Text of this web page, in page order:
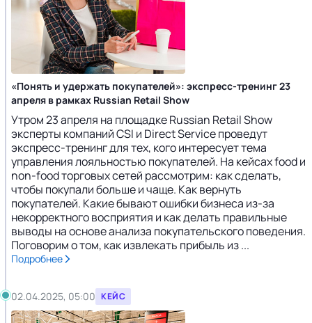
«Понять и удержать покупателей»: экспресс-тренинг 23
апреля в рамках Russian Retail Show
Утром 23 апреля на площадке Russian Retail Show
эксперты компаний CSI и Direct Service проведут
экспресс-тренинг для тех, кого интересует тема
управления лояльностью покупателей. На кейсах food и
non-food торговых сетей рассмотрим: как сделать,
чтобы покупали больше и чаще. Как вернуть
покупателей. Какие бывают ошибки бизнеса из-за
некорректного восприятия и как делать правильные
выводы на основе анализа покупательского поведения.
Поговорим о том, как извлекать прибыль из ...
Подробнее
02.04.2025, 05:00 КЕЙС